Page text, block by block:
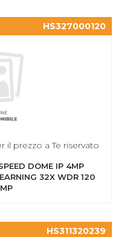
HS327000120
il prezzo a Te riservato
DOME IP 4MP
32X WDR 120
HS311320239